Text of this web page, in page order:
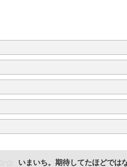
いまいち。期待してたほどでは